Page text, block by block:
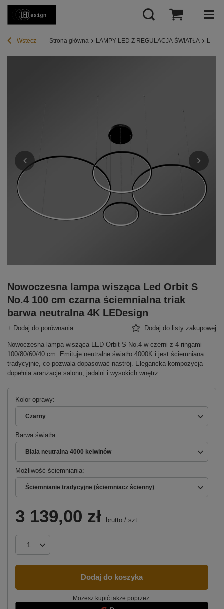
Wstecz Strona główna LAMPY LED Z REGULACJĄ ŚWIATŁA
Nowoczesna lampa wisząca Led Orbit S
No.4 100 cm czarna ściemnialna triak
barwa neutralna 4K LEDesign
+ Dodaj do porównania Dodaj do listy zakupowej
Nowoczesna lampa wisząca LED Orbit S No.4 w czerni z 4 ringami
100/80/60/40 cm. Emituje neutralne światło 4000K i jest ściemniana
tradycyjnie, co pozwala dopasować nastrój. Elegancka kompozycja
dopełnia aranżacje salonu, jadalni i wysokich wnętrz.
Kolor oprawy
Czarny
Barwa światła
Biała neutralna 4000 kelwinów
Możliwość ściemniania
Ściemnianie tradycyjne (ściemniacz ścienny)
3 139,00 zł brutto / szt.
Dodaj do koszyka
Możesz kupić także poprzez: